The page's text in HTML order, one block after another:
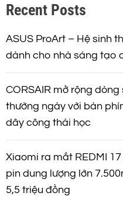
i
m
Recent Posts
ASUS ProArt – Hệ sinh
dành cho nhà sáng tạo
CORSAIR mở rộng
thường ngày với bàn
dây công thái học
Xiaomi ra mắt REDMI
pin dung lượng lớn
5,5 triệu đồng